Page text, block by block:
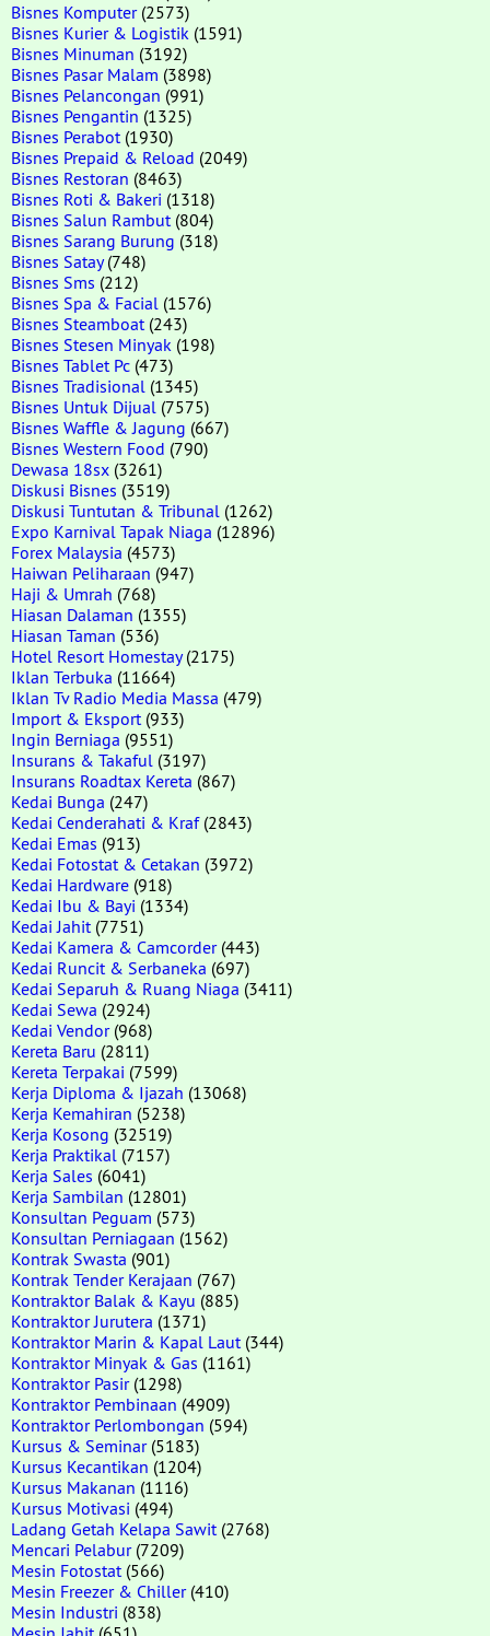
Bisnes Komputer(2573)
Bisnes Kurier & Logistik (1591)
Bisnes Minuman (3192)
Bisnes Pasar Malam (3898)
Bisnes Pelancongan (991)
Bisnes Pengantin (1325)
Bisnes Perabot(1930)
Bisnes Prepaid & Reload (2049)
Bisnes Restoran (8463)
Bisnes Roti & Bakeri (1318)
Bisnes Salun Rambut(804)
Bisnes Sarang Burung (318)
Bisnes Satay(748)
Bisnes Sms (212)
Bisnes Spa & Facial (1576)
Bisnes Steamboat(243)
Bisnes Stesen Minyak (198)
Bisnes Tablet Pc (473)
Bisnes Tradisional (1345)
Bisnes Untuk Dijual (7575)
Bisnes Waffle & Jagung (667)
Bisnes Western Food (790)
Dewasa 18sx (3261)
Diskusi Bisnes (3519)
Diskusi Tuntutan & Tribunal (1262)
Expo Karnival Tapak Niaga (12896)
Forex Malaysia (4573)
Haiwan Peliharaan (947)
Haji & Umrah (768)
Hiasan Dalaman (1355)
Hiasan Taman (536)
Hotel Resort Homestay(2175)
Iklan Terbuka (11664)
Iklan Tv Radio Media Massa (479)
Import & Eksport(933)
Ingin Berniaga (9551)
Insurans & Takaful (3197)
Insurans Roadtax Kereta (867)
Kedai Bunga (247)
Kedai Cenderahati & Kraf(2843)
Kedai Emas (913)
Kedai Fotostat & Cetakan (3972)
Kedai Hardware (918)
Kedai Ibu & Bayi (1334)
Kedai Jahit(7751)
Kedai Kamera & Camcorder(443)
Kedai Runcit & Serbaneka (697)
Kedai Separuh & Ruang Niaga (3411)
Kedai Sewa (2924)
Kedai Vendor(968)
Kereta Baru (2811)
Kereta Terpakai (7599)
Kerja Diploma & Ijazah (13068)
Kerja Kemahiran (5238)
Kerja Kosong (32519)
Kerja Praktikal (7157)
Kerja Sales (6041)
Kerja Sambilan (12801)
Konsultan Peguam (573)
Konsultan Perniagaan (1562)
Kontrak Swasta (901)
Kontrak Tender Kerajaan (767)
Kontraktor Balak & Kayu (885)
Kontraktor Jurutera (1371)
Kontraktor Marin & Kapal Laut(344)
Kontraktor Minyak & Gas (1161)
Kontraktor Pasir(1298)
Kontraktor Pembinaan (4909)
Kontraktor Perlombongan (594)
Kursus & Seminar(5183)
Kursus Kecantikan (1204)
Kursus Makanan (1116)
Kursus Motivasi (494)
Ladang Getah Kelapa Sawit(2768)
Mencari Pelabur(7209)
Mesin Fotostat(566)
Mesin Freezer & Chiller(410)
Mesin Industri (838)